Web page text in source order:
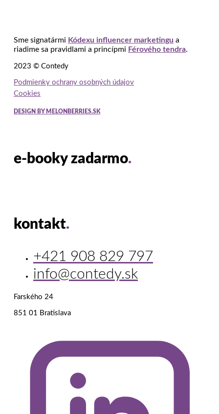
Sme signatármi Kódexu influencer marketingu a
riadime sa pravidlami a princípmi Férového tendra.
2023 © Contedy
Podmienky ochrany osobných údajov
Cookies
DESIGN BY MELONBERRIES.SK
e-booky zadarmo.
kontakt.
+421 908 829 797
info@contedy.sk
Farského 24
851 01 Bratislava